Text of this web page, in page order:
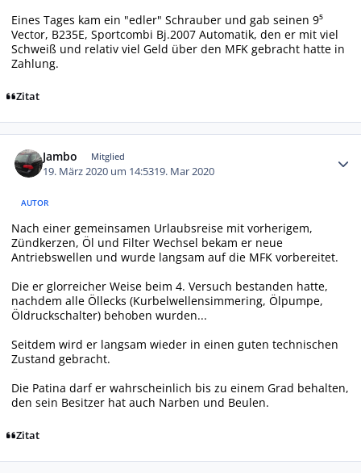
Eines Tages kam ein "edler" Schrauber und gab seinen 9⁵
Vector, B235E, Sportcombi Bj.2007 Automatik, den er mit viel
Schweiß und relativ viel Geld über den MFK gebracht hatte in
Zahlung.
Zitat
Jambo Mitglied
19. März 2020 um 14:5319. Mar 2020
AUTOR
Nach einer gemeinsamen Urlaubsreise mit vorherigem,
Zündkerzen, Öl und Filter Wechsel bekam er neue
Antriebswellen und wurde langsam auf die MFK vorbereitet.
Die er glorreicher Weise beim 4. Versuch bestanden hatte,
nachdem alle Öllecks (Kurbelwellensimmering, Ölpumpe,
Öldruckschalter) behoben wurden...
Seitdem wird er langsam wieder in einen guten technischen
Zustand gebracht.
Die Patina darf er wahrscheinlich bis zu einem Grad behalten,
den sein Besitzer hat auch Narben und Beulen.
Zitat